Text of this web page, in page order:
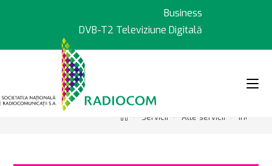
Business
DVB-T2 Televiziune Digitală
> Servicii > Alte servicii >